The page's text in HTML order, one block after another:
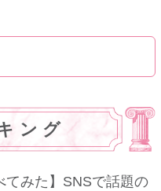
ング
てみた】SNSで話題の